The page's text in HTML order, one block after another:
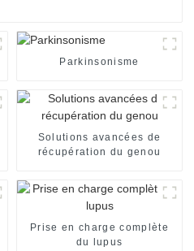
Parkinsonisme
Solutions avancées de
récupération du genou
Prise en charge complète
du lupus